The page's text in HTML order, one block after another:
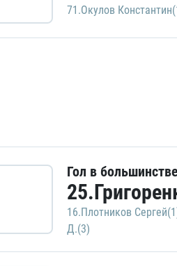
71.Окулов
Гол в большинстве
16.Плотников
Д.(3)